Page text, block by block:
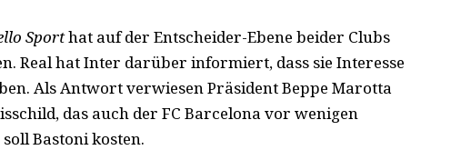
Sporthat auf der Entscheider-Ebene beider Clubs
Real hat Inter darüber informiert, dass sie Interesse
Als Antwort verwiesen Präsident Beppe Marotta
das auch der FC Barcelona vor wenigen
Bastoni kosten.